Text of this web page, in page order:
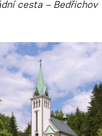
cesta – Bedřichov